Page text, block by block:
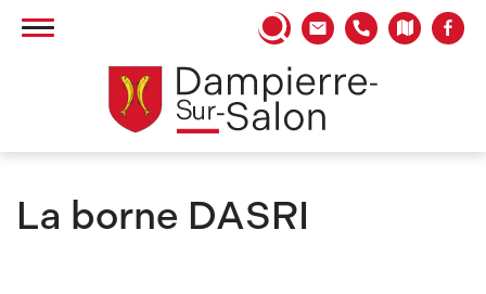
La borne DASRI